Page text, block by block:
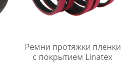
Ремни протяжки пленки
с покрытием Linatex